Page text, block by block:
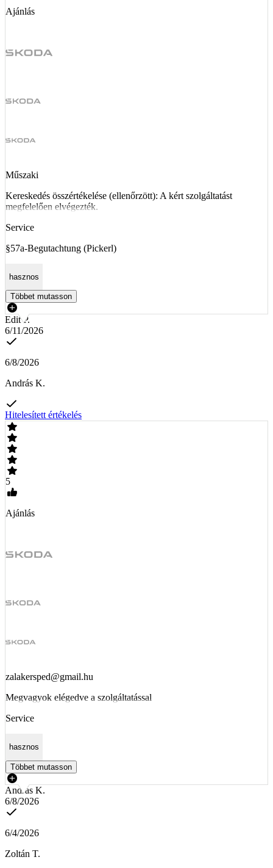
Ajánlás
Műszaki
Kereskedés összértékelése (ellenőrzött): A kért szolgáltatást
megfelelően elvégezték.
Service
§57a-Begutachtung (Pickerl)
hasznos
Többet mutasson
Edit P.
6/11/2026
6/8/2026
András K.
Hitelesített értékelés
5
Ajánlás
zalakersped@gmail.hu
Megvagyok elégedve a szolgáltatással
Service
hasznos
Többet mutasson
András K.
6/8/2026
6/4/2026
Zoltán T.